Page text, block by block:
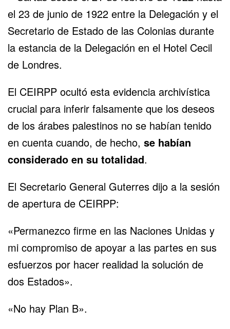
el 23 de junio de 1922 entre la Delegación y el
Secretario de Estado de las Colonias durante
la estancia de la Delegación en el Hotel Cecil
de Londres.
El CEIRPP ocultó esta evidencia archivística
crucial para inferir falsamente que los deseos
de los árabes palestinos no se habían tenido
en cuenta cuando, de hecho, se habían
considerado en su totalidad.
El Secretario General Guterres dijo a la sesión
de apertura de CEIRPP:
«Permanezco firme en las Naciones Unidas y
mi compromiso de apoyar a las partes en sus
esfuerzos por hacer realidad la solución de
dos Estados».
«No hay Plan B».